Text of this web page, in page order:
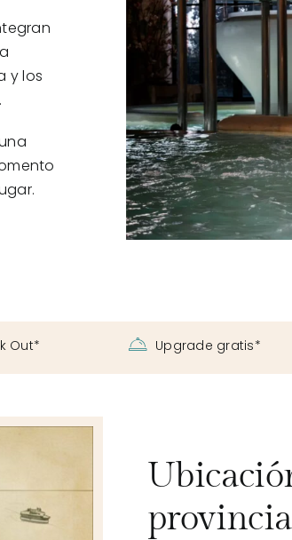
y los
Out* Upgrade gratis*